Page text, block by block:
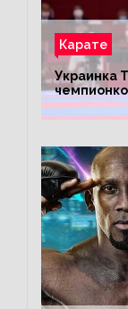
Карате
Украинка